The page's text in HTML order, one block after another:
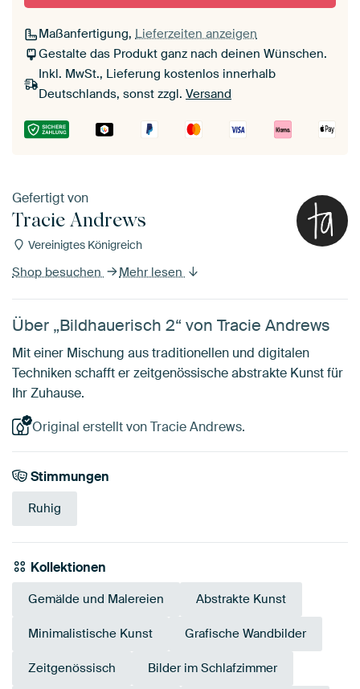
Maßanfertigung, Lieferzeiten anzeigen
Gestalte das Produkt ganz nach deinen Wünschen.
Inkl. MwSt., Lieferung kostenlos innerhalb
Deutschlands, sonst zzgl. Versand
Gefertigt von
Tracie Andrews
Vereinigtes Königreich
Shop besuchen Mehr lesen
Über „Bildhauerisch 2“ von Tracie Andrews
Mit einer Mischung aus traditionellen und digitalen
Techniken schafft er zeitgenössische abstrakte Kunst für
Ihr Zuhause.
Original erstellt von Tracie Andrews.
Stimmungen
Ruhig
Kollektionen
Gemälde und Malereien Abstrakte Kunst
Minimalistische Kunst Grafische Wandbilder
Zeitgenössisch Bilder im Schlafzimmer